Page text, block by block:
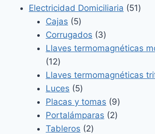
producto
Electricidad Domiciliaria 5151
Cajas 55
productos
Corrugados 33
productos
Llaves termomagnéticas
1212
productos
Llaves termomagnéticas
Luces 55
productos
Placas y tomas 99
productos
Portalámparas 22
Tableros 22